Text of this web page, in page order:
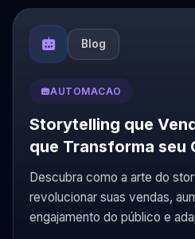
Blog
AUTOMACAO
Storytelling que
que Transforma seu
Descubra como a arte do
revolucionar suas vendas,
engajamento do público e